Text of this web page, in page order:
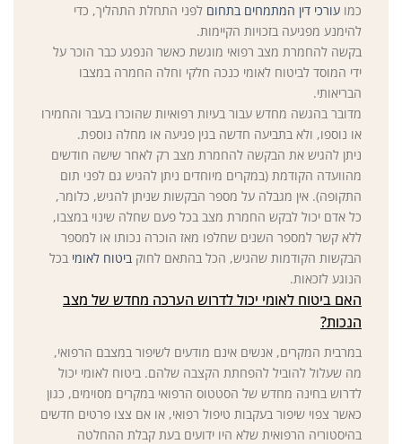
כמו עורכי דין המתמחים בתחום לפני התחלת התהליך, כדי
להימנע מפגיעה בזכויות הקיימות.
בקשה להחמרת מצב רפואי מוגשת כאשר הנפגע כבר הוכר על
ידי המוסד לביטוח לאומי כנכה חלקי וחלה החמרה במצבו
הבריאותי.
מדובר בהגשה מחדש עבור בעיות רפואיות שהוכרו בעבר והחמירו
או נוספו, ולא בתביעה חדשה בגין פגיעה או מחלה נוספת.
ניתן להגיש את הבקשה להחמרת מצב רק לאחר שישה חודשים
מהוועדה הקודמת (במקרים מיוחדים ניתן להגיש גם לפני תום
התקופה). אין מגבלה על מספר הבקשות שניתן להגיש, כלומר,
כל אדם יכול לבקש החמרת מצב בכל פעם שחלה שינוי במצבו,
ללא קשר למספר השנים שחלפו מאז הוכרה נכותו או למספר
הבקשות הקודמות שהגיש, הכל בהתאם לחוק ביטוח לאומי בכל
הנוגע לזכאות.
האם ביטוח לאומי יכול לדרוש הערכה מחדש של מצב
הנכות?
במרבית המקרים, אנשים אינם מודעים לשיפור במצבם הרפואי,
מה שעלול להוביל להפחתת הקצבה שלהם. ביטוח לאומי יכול
לדרוש בחינה מחדש של הסטטוס הרפואי במקרים מסוימים, כגון
כאשר צפוי שיפור בעקבות טיפול רפואי, או אם צצו פרטים חדשים
בהיסטוריה הרפואית שלא היו ידועים בעת קבלת ההחלטה